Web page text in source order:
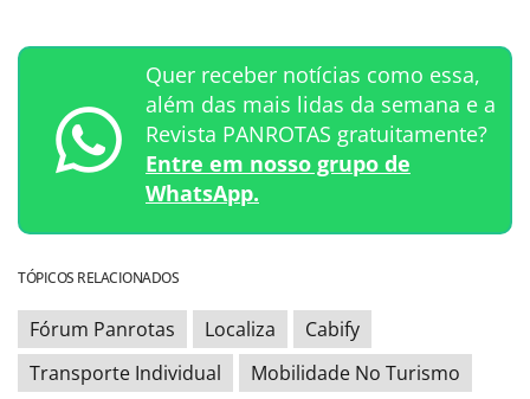
Quer receber notícias como essa,
além das mais lidas da semana e a
Revista PANROTAS gratuitamente?
Entre em nosso grupo de
WhatsApp.
TÓPICOS RELACIONADOS
Fórum Panrotas Localiza
Cabify
Transporte Individual
Mobilidade No Turismo